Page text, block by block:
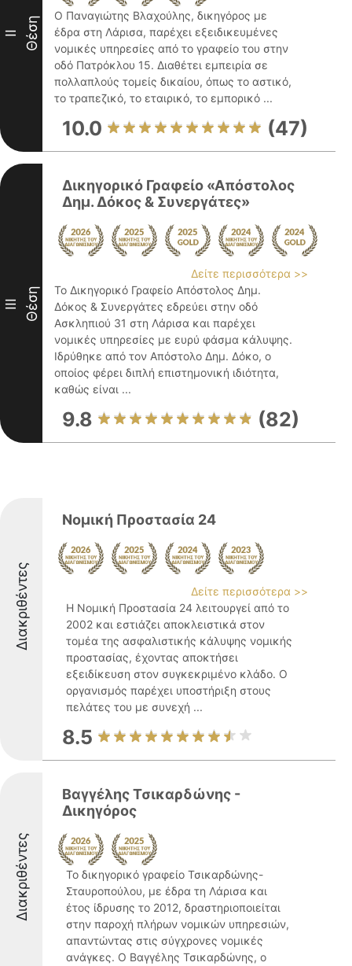
II Θέση
Ο Παναγιώτης Βλαχούλης, δικηγόρος με
έδρα στη Λάρισα, παρέχει εξειδικευμένες
νομικές υπηρεσίες από το γραφείο του στην
οδό Πατρόκλου 15. Διαθέτει εμπειρία σε
πολλαπλούς τομείς δικαίου, όπως το αστικό,
το τραπεζικό, το εταιρικό, το εμπορικό ...
10.0 (47)
III Θέση
Δικηγορικό Γραφείο «Απόστολος
Δημ. Δόκος & Συνεργάτες»
Δείτε περισσότερα >>
Το Δικηγορικό Γραφείο Απόστολος Δημ.
Δόκος & Συνεργάτες εδρεύει στην οδό
Ασκληπιού 31 στη Λάρισα και παρέχει
νομικές υπηρεσίες με ευρύ φάσμα κάλυψης.
Ιδρύθηκε από τον Απόστολο Δημ. Δόκο, ο
οποίος φέρει διπλή επιστημονική ιδιότητα,
καθώς είναι ...
9.8 (82)
Διακριθέντες
Νομική Προστασία 24
Δείτε περισσότερα >>
Η Νομική Προστασία 24 λειτουργεί από το
2002 και εστιάζει αποκλειστικά στον
τομέα της ασφαλιστικής κάλυψης νομικής
προστασίας, έχοντας αποκτήσει
εξειδίκευση στον συγκεκριμένο κλάδο. Ο
οργανισμός παρέχει υποστήριξη στους
πελάτες του με συνεχή ...
8.5
Διακριθέντες
Βαγγέλης Τσικαρδώνης -
Δικηγόρος
Το δικηγορικό γραφείο Τσικαρδώνης-
Σταυροπούλου, με έδρα τη Λάρισα και
έτος ίδρυσης το 2012, δραστηριοποιείται
στην παροχή πλήρων νομικών υπηρεσιών,
απαντώντας στις σύγχρονες νομικές
ανάγκες. Ο Βαγγέλης Τσικαρδώνης, ο